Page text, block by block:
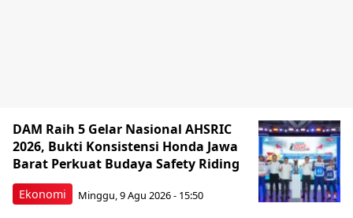
Ekonomi
DAM Raih 5 Gelar Nasional AHSRIC
2026, Bukti Konsistensi Honda Jawa
Barat Perkuat Budaya Safety Riding
Minggu, 9 Agu 2026 - 15:50